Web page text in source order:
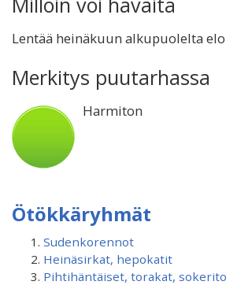
Lentää heinäkuun alkupuolelta
Merkitys puutarhassa
Harmiton
Ötökkäryhmät
Sudenkorennot
Heinäsirkat, hepokatit
Pihtihäntäiset, torakat,